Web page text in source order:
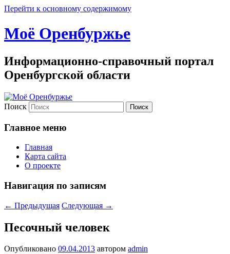
Перейти к основному содержимому
Моё Оренбуржье
Информационно-справочный портал
Оренбургской области
Поиск
Главное меню
Главная
Карта сайта
О проекте
Навигация по записям
← Предыдущая Следующая →
Песочный человек
Опубликовано 09.04.2013 автором admin